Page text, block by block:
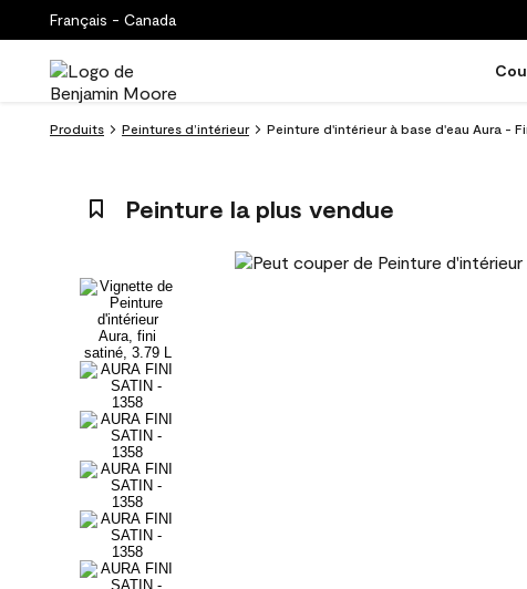
Français - Canada
Produits Peintures d’intérieur Peinture d'intérieur à base d'eau Aura -
Peinture la plus vendue